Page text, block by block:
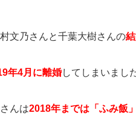
文乃さんと千葉大樹さんの
年4月に離婚してしまいまし
んは2018年までは「ふみ飯